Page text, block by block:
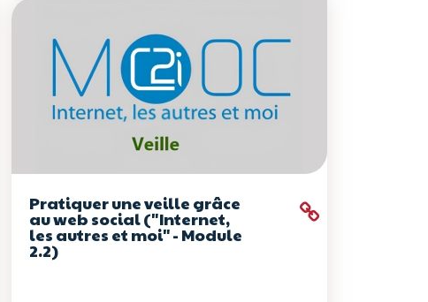
Pratiquer une veille grâce
au web social ("Internet,
les autres et moi" - Module
2.2)